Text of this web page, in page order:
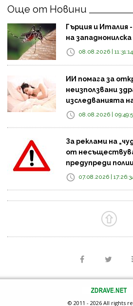
Още от Новини
Гърция и Италия
на
08.08.2026 | 11:31:14
ИИ помага за
неизползвани
изследванията
08.08.2026 |
За реклами на
от
предупреди
07.08.2026 |
© 2011 - 2026 All rights